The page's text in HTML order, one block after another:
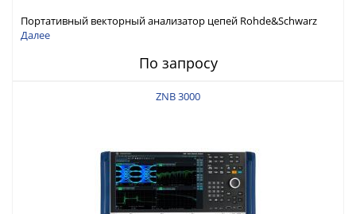
Портативный векторный анализатор цепей Rohde&Schwarz
ZNH с диапазоном частот от 30 кГц до 26,5 ГГц
Далее
По запросу
ZNB 3000